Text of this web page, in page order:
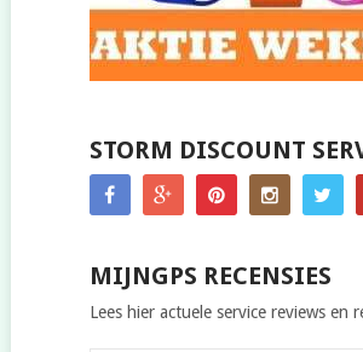
STORM DISCOUNT
MIJNGPS RECENSIES
Lees hier actuele service reviews en